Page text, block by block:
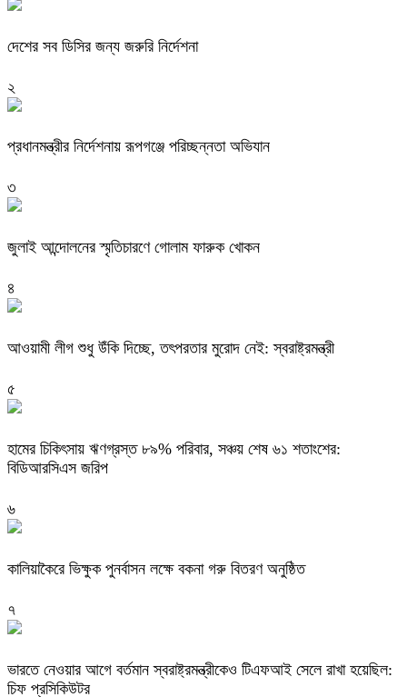
দেশের সব ডিসির জন্য জরুরি নির্দেশনা
২
প্রধানমন্ত্রীর নির্দেশনায় রূপগঞ্জে পরিচ্ছন্নতা অভিযান
৩
জুলাই আন্দোলনের স্মৃতিচারণে গোলাম ফারুক খোকন
৪
আওয়ামী লীগ শুধু উঁকি দিচ্ছে, তৎপরতার মুরোদ নেই: স্বরাষ্ট্রমন্ত্রী
৫
হামের চিকিৎসায় ঋণগ্রস্ত ৮৯% পরিবার, সঞ্চয় শেষ ৬১ শতাংশের:
বিডিআরসিএস জরিপ
৬
কালিয়াকৈরে ভিক্ষুক পুনর্বাসন লক্ষে বকনা গরু বিতরণ অনুষ্ঠিত
৭
ভারতে নেওয়ার আগে বর্তমান স্বরাষ্ট্রমন্ত্রীকেও টিএফআই সেলে রাখা হয়েছিল:
চিফ প্রসিকিউটর